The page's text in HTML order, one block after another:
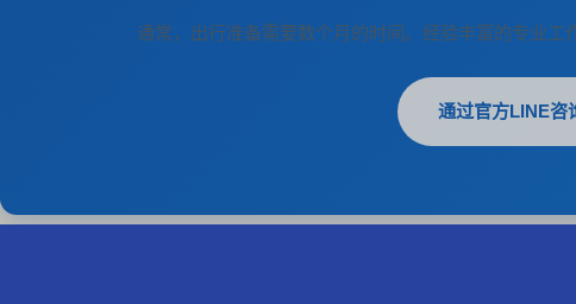
通常，出行准备需要数个月的时间。经验丰富的专业工
通过官方LINE咨